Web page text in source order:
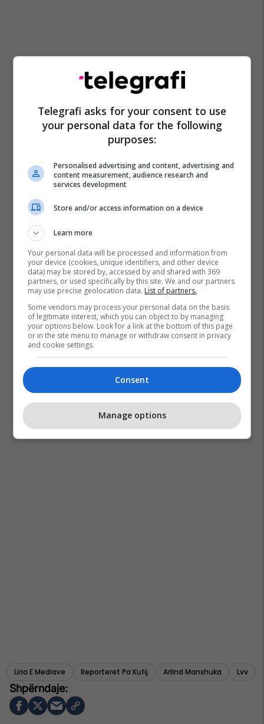
Liria E Mediave Reporteret Pa Kufij Arlind Manxhuka Lvv
Telegrafi asks for your consent to use
your personal data for the following
purposes:
Personalised advertising and content, advertising and
content measurement, audience research and
services development
Store and/or access information on a device
Learn more
Your personal data will be processed and information from
your device (cookies, unique identifiers, and other device
data) may be stored by, accessed by and shared with 369
partners, or used specifically by this site. We and our partners
may use precise geolocation data. List of partners.
Some vendors may process your personal data on the basis
of legitimate interest, which you can object to by managing
your options below. Look for a link at the bottom of this page
or in the site menu to manage or withdraw consent in privacy
and cookie settings.
Consent
Manage options